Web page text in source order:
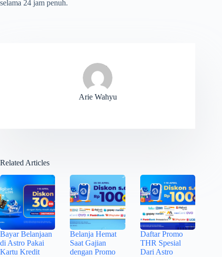
selama 24 jam penuh.
Arie Wahyu
Related Articles
Bayar Belanjaan
di Astro Pakai
Kartu Kredit
Belanja Hemat
Saat Gajian
dengan Promo
Daftar Promo
THR Spesial
Dari Astro